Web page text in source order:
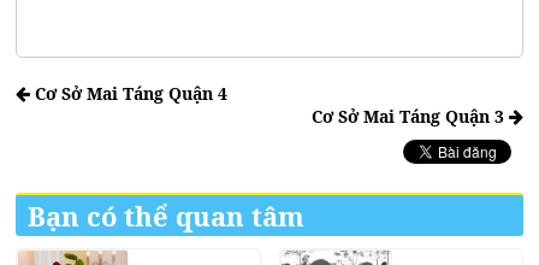
Cơ Sở Mai Táng Quận 4
Cơ Sở Mai Táng Quận 3
Bạn có thể quan tâm